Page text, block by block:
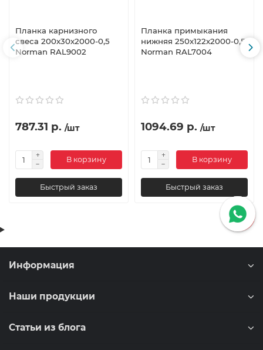
Планка карнизного
свеса 200х30х2000-0,5
Norman RAL9002
787.31 р. /шт
В корзину
Быстрый заказ
Планка примыкания
нижняя 250х122х2000-0,5
Norman RAL7004
1094.69 р. /шт
В корзину
Быстрый заказ
Информация
Наши продукции
Статьи из блога